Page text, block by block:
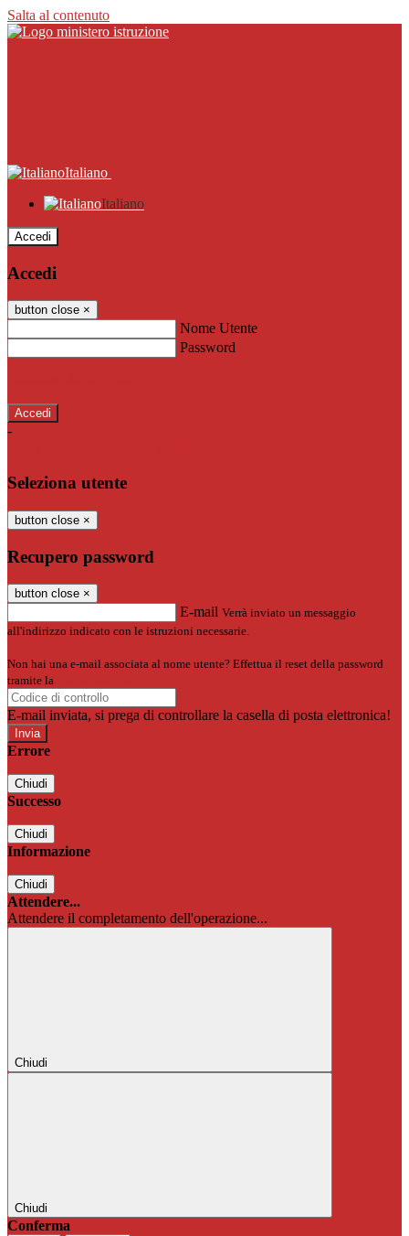
Salta al contenuto
Italiano
Italiano
Accedi
Accedi
button close ×
Nome Utente
Password
-
Seleziona utente
button close ×
Recupero password
button close ×
E-mail Verrà inviato un messaggio
all'indirizzo indicato con le istruzioni necessarie.
Non hai una e-mail associata al nome utente? Effettua il reset della password
tramite la
E-mail inviata, si prega di controllare la casella di posta elettronica!
Errore
Chiudi
Successo
Chiudi
Informazione
Chiudi
Attendere...
Attendere il completamento dell'operazione...
Chiudi
Chiudi
Conferma